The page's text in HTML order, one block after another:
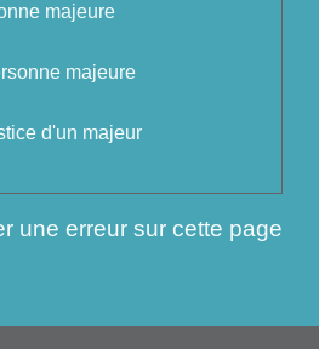
majeure
majeure
d'un majeur
une erreur sur cette page